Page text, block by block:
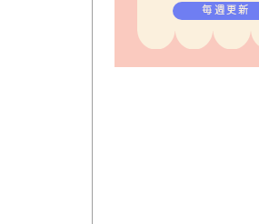
毎週更新